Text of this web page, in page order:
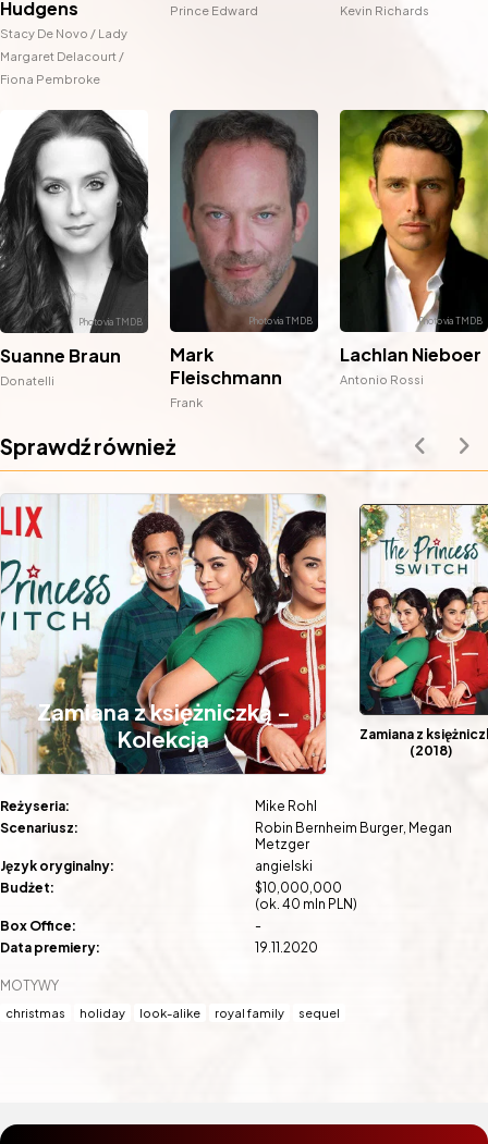
MOTYWY
christmas holiday look-alike royal family sequel
Hudgens
Stacy De Novo / Lady
Margaret Delacourt /
Fiona Pembroke
Prince Edward Kevin Richards
Suanne Braun
Donatelli
Mark
Fleischmann
Frank
Lachlan Nieboer
Antonio Rossi
Sprawdź również
Zamiana z księżniczką -
Kolekcja
Zamiana z
(2018)
Reżyseria:
Mike Rohl
Scenariusz:
Robin Bernheim Burger Megan
Metzger
Język oryginalny:
angielski
Budżet:
$10,000,000
(ok. 40 mln PLN)
Box Office:
-
Data premiery:
19.11.2020